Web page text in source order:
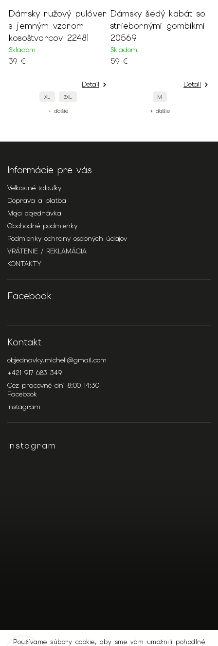
Používame súbory cookie, aby sme vám umožnili pohodlné
Dámsky ružový pulóver
s jemným vzorom
kosoštvorcov 22481
Skladom
39 €
Detail
XL 3XL
+ ďalšie
Dámsky šedý kabát so
striebornými gombíkmi
20569
Skladom
59 €
Detail
M
+ ďalšie
Informácie pre vás
Veľkostné tabuľky
Doprava a platba
Moja objednávka
Obchodné podmienky
Podmienky ochrany osobných údajov
VRÁTENIE / REKLAMÁCIA
KONTAKTY
Facebook
Kontakt
objednavky.michell@gmail.com
+421 917 683 349
Cez pracovné dni 8:00-14:30
Facebook
Instagram
Instagram